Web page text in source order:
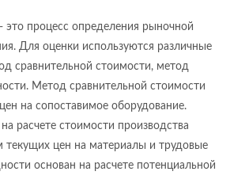
это процесс определения рыночной
Для оценки используются различные
сравнительной стоимости, метод
Метод сравнительной стоимости
на сопоставимое оборудование.
расчете стоимости производства
текущих цен на материалы и трудовые
основан на расчете потенциальной